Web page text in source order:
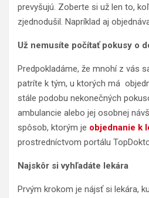
prevyšujú. Zoberte si už len to,
zjednodušil. Napríklad aj
Už nemusíte počítať pokusy o
Predpokladáme, že mnohí z vás
patríte k tým, u ktorých má
stále podobu nekonečných
ambulancie alebo jej osobnej
spôsob, ktorým je objednanie k
prostredníctvom portálu
Najskôr si vyhľadáte lekára
Prvým krokom je nájsť si lekára,